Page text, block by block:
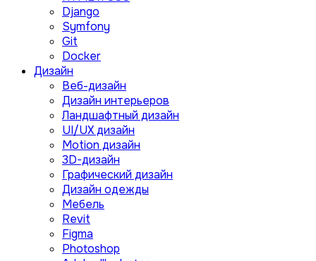
Django
Symfony
Git
Docker
Дизайн
Веб-дизайн
Дизайн интерьеров
Ландшафтный дизайн
UI/UX дизайн
Motion дизайн
3D-дизайн
Графический дизайн
Дизайн одежды
Мебель
Revit
Figma
Photoshop